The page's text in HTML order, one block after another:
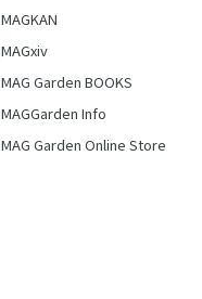
MAGKAN
MAGxiv
MAG Garden BOOKS
MAGGarden Info
MAG Garden Online Store